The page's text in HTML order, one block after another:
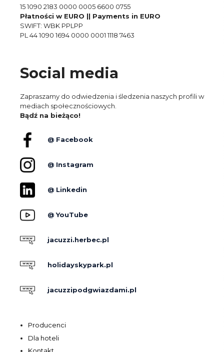
15 1090 2183 0000 0005 6600 0755
Płatności w EURO || Payments in EURO
SWIFT: WBK PPLPP
PL 44 1090 1694 0000 0001 1118 7463
Social media
Zapraszamy do odwiedzenia i śledzenia naszych profili w
mediach społecznościowych.
Bądź na bieżąco!
@ Facebook
@ Instagram
@ Linkedin
@ YouTube
jacuzzi.herbec.pl
holidayskypark.pl
jacuzzipodgwiazdami.pl
Producenci
Dla hoteli